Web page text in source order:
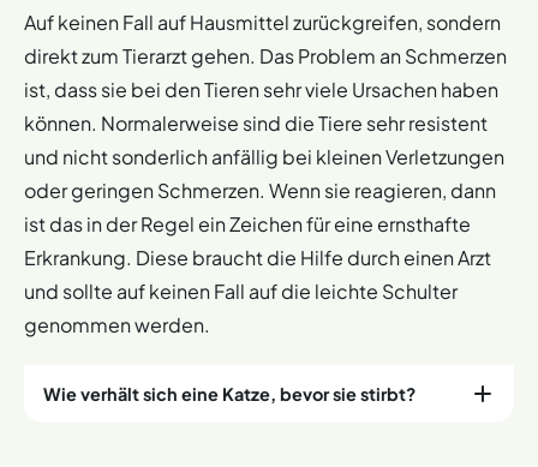
Persönlichkeit des Tieres ab. Eine geänderte
Körperhaltung, Zittern, Rückzug oder gesteigerte
Aggressivität sind wichtige Hinweisgeber. Bei
Schmerzen reagiert jedes Tier anders, weswegen das
geänderte Verhalten oftmals für lange Zeit gar nicht
auffällt. Ein wichtiger Faktor ist die Nahrungsaufnahme.
Katzen mit Schmerzen essen und trinken weniger.
Zudem reagieren sie sehr verschreckt, ja oft sogar
aggressiv, wenn sie an den schmerzenden Körperstellen
berührt werden. Eine gute Lösung, mit deren Hilfe man
sehr schnell herausfinden kann, ob das Tier Schmerzen
Auf keinen Fall auf Hausmittel zurückgreifen, sondern
direkt zum Tierarzt gehen. Das Problem an Schmerzen
ist, dass sie bei den Tieren sehr viele Ursachen haben
können. Normalerweise sind die Tiere sehr resistent
und nicht sonderlich anfällig bei kleinen Verletzungen
oder geringen Schmerzen. Wenn sie reagieren, dann
ist das in der Regel ein Zeichen für eine ernsthafte
Erkrankung. Diese braucht die Hilfe durch einen Arzt
und sollte auf keinen Fall auf die leichte Schulter
genommen werden.
Wie verhält sich eine Katze, bevor sie stirbt?